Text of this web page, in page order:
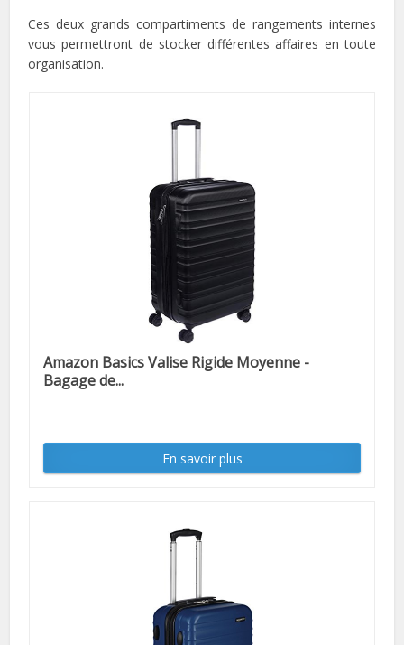
Ces deux grands compartiments de rangements internes
vous permettront de stocker différentes affaires en toute
organisation.
Amazon Basics Valise Rigide Moyenne -
Bagage de...
En savoir plus